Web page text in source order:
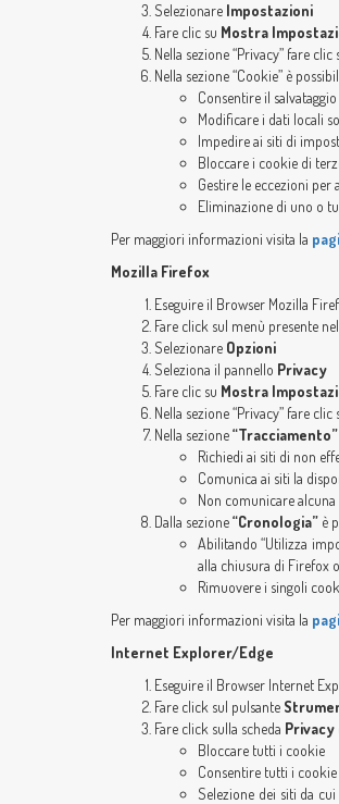
Selezionare Impostazioni
Fare clic su Mostra
Nella sezione “Privacy” fare
Nella sezione “Cookie” è
Consentire il
Modificare i dati locali
Impedire ai siti di
Bloccare i cookie di
Gestire le eccezioni
Eliminazione di uno o
Per maggiori informazioni visita la
Mozilla Firefox
Eseguire il Browser Mozilla
Fare click sul menù presente
Selezionare Opzioni
Seleziona il pannello Privacy
Fare clic su Mostra
Nella sezione “Privacy” fare
Nella sezione“Tracciamento”
Richiedi ai siti di non
Comunica ai siti la
Non comunicare
Dalla sezione“Cronologia” è
Abilitando “Utilizza
alla chiusura di Firefox
Rimuovere i singoli
Per maggiori informazioni visita la
Internet Explorer/Edge
Eseguire il Browser Internet
Fare click sul pulsante
Fare click sulla scheda Privacy
Bloccare tutti i cookie
Consentire tutti i cookie
Selezione dei siti da